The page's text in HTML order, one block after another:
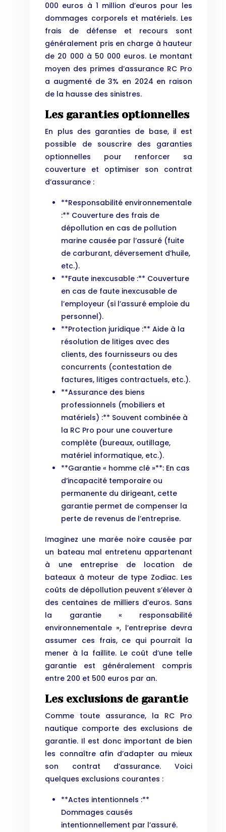
000 euros à 1 million d’euros pour les
dommages corporels et matériels. Les
frais de défense et recours sont
généralement pris en charge à hauteur
de 20 000 à 50 000 euros. Le montant
moyen des primes d’assurance RC Pro
a augmenté de 3% en 2024 en raison
de la hausse des sinistres.
Les garanties optionnelles
En plus des garanties de base, il est
possible de souscrire des garanties
optionnelles pour renforcer sa
couverture et optimiser son contrat
d’assurance :
**Responsabilité environnementale
:** Couverture des frais de
dépollution en cas de pollution
marine causée par l’assuré (fuite
de carburant, déversement d’huile,
etc.).
**Faute inexcusable :** Couverture
en cas de faute inexcusable de
l’employeur (si l’assuré emploie du
personnel).
**Protection juridique :** Aide à la
résolution de litiges avec des
clients, des fournisseurs ou des
concurrents (contestation de
factures, litiges contractuels, etc.).
**Assurance des biens
professionnels (mobiliers et
matériels) :** Souvent combinée à
la RC Pro pour une couverture
complète (bureaux, outillage,
matériel informatique, etc.).
**Garantie « homme clé »**: En cas
d’incapacité temporaire ou
permanente du dirigeant, cette
garantie permet de compenser la
perte de revenus de l’entreprise.
Imaginez une marée noire causée par
un bateau mal entretenu appartenant
à une entreprise de location de
bateaux à moteur de type Zodiac. Les
coûts de dépollution peuvent s’élever à
des centaines de milliers d’euros. Sans
la garantie « responsabilité
environnementale », l’entreprise devra
assumer ces frais, ce qui pourrait la
mener à la faillite. Le coût d’une telle
garantie est généralement compris
entre 200 et 500 euros par an.
Les exclusions de garantie
Comme toute assurance, la RC Pro
nautique comporte des exclusions de
garantie. Il est donc important de bien
les connaître afin d’adapter au mieux
son contrat d’assurance. Voici
quelques exclusions courantes :
**Actes intentionnels :**
Dommages causés
intentionnellement par l’assuré.